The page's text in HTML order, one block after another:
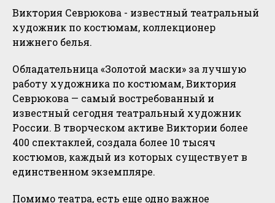
Виктория Севрюкова - известный театральный
художник по костюмам, коллекционер
нижнего белья.
Обладательница «Золотой маски» за лучшую
работу художника по костюмам, Виктория
Севрюкова — самый востребованный и
известный сегодня театральный художник
России. В творческом активе Виктории более
400 спектаклей, создала более 10 тысяч
костюмов, каждый из которых существует в
единственном экземпляре.
Помимо театра, есть еще одно важное